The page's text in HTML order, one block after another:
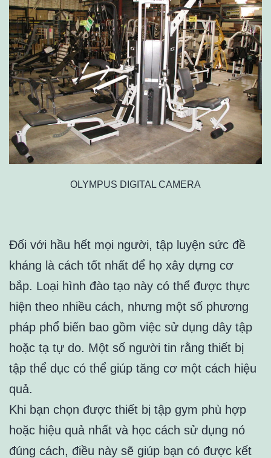
OLYMPUS DIGITAL CAMERA
Đối với hầu hết mọi người, tập luyện sức đề
kháng là cách tốt nhất để họ xây dựng cơ
bắp. Loại hình đào tạo này có thể được thực
hiện theo nhiều cách, nhưng một số phương
pháp phổ biến bao gồm việc sử dụng dây tập
hoặc tạ tự do. Một số người tin rằng thiết bị
tập thể dục có thể giúp tăng cơ một cách hiệu
quả.
Khi bạn chọn được thiết bị tập gym phù hợp
hoặc hiệu quả nhất và học cách sử dụng nó
đúng cách, điều này sẽ giúp bạn có được kết